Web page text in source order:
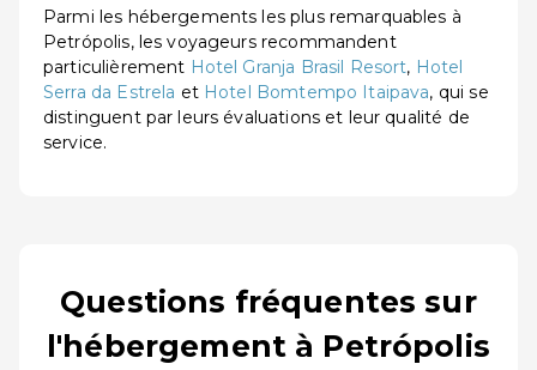
Parmi les hébergements les plus remarquables à
Petrópolis, les voyageurs recommandent
particulièrement Hotel Granja Brasil Resort, Hotel
Serra da Estrela et Hotel Bomtempo Itaipava, qui se
distinguent par leurs évaluations et leur qualité de
service.
Questions fréquentes sur
l'hébergement à Petrópolis